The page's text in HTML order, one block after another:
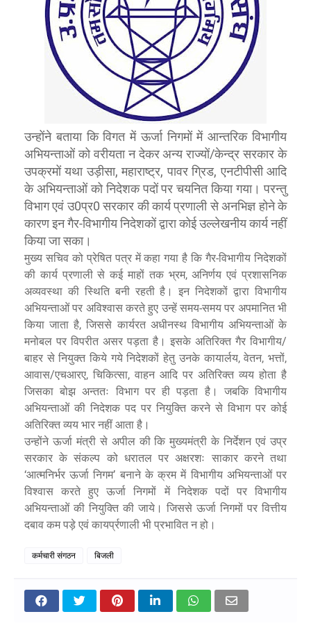
उन्होंने बताया कि विगत मेंऊर्जानिगमों में आन्तरिक विभागीय
अभियन्ताओं को वरीयता न देकर अन्य राज्यों/केन्द्र सरकार के
उपक्रमों यथा उड़ीसा, महाराष्ट्र, पावर ग्रिड, एनटीपीसी आदि
के अभियन्ताओं को निदेशक पदों पर चयनित किया गया। परन्तु
विभाग एवं उ0प्र0 सरकार की कार्य प्रणाली से अनभिज्ञ होने के
कारण इन गैर-विभागीय निदेशकों द्वारा कोई उल्लेखनीय कार्य नहीं
किया जा सका।
मुख्य सचिव को प्रेषित पत्र में कहा गया है कि गैर-विभागीय निदेशकों
की कार्य प्रणाली से कई माहों तक भ्रम, अनिर्णय एवं प्रशासनिक
अव्यवस्था की स्थिति बनी रहती है। इन निदेशकों द्वारा विभागीय
अभियन्ताओं पर अविश्वास करते हुए उन्हें समय-समय पर अपमानित भी
किया जाता है, जिससे कार्यरत अधीनस्थ विभागीय अभियन्ताओं के
मनोबल पर विपरीत असर पड़ता है। इसके अतिरिक्त गैर विभागीय/
बाहर से नियुक्त किये गये निदेशकों हेतु उनके कायार्लय, वेतन, भत्तों,
आवास/एचआरए, चिकित्सा, वाहन आदि पर अतिरिक्त व्यय होता है
जिसका बोझ अन्ततः विभाग पर ही पड़ता है। जबकि विभागीय
अभियन्ताओं की निदेशक पद पर नियुक्ति करने से विभाग पर कोई
अतिरिक्त व्यय भार नहीं आता है।
उन्होंने ऊर्जामंत्री से अपील की कि मुख्यमंत्री के निर्देशन एवं उप्र
सरकार के संकल्प को धरातल पर अक्षरशः साकार करने तथा
‘आत्मनिर्भरऊर्जा निगम’ बनाने के क्रम में विभागीय अभियन्ताओं पर
विश्वास करते हुएऊर्जा निगमों में निदेशक पदों पर विभागीय
अभियन्ताओं की नियुक्ति की जाये। जिससे ऊर्जा निगमों पर वित्तीय
दबाव कम पड़े एवं कायर्प्रणाली भी प्रभावित न हो।
कर्मचारी संगठन बिजली